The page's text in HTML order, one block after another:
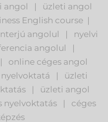
angol |
üzleti angol
English course |
angolul |
nyelvi
angolul
|
| online céges angol
nyelvoktatá |
üzleti
|
üzleti angol
nyelvoktatás |
céges